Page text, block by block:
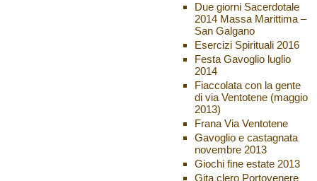
Due giorni Sacerdotale
2014 Massa Marittima –
San Galgano
Esercizi Spirituali 2016
Festa Gavoglio luglio
2014
Fiaccolata con la gente
di via Ventotene (maggio
2013)
Frana Via Ventotene
Gavoglio e castagnata
novembre 2013
Giochi fine estate 2013
Gita clero Portovenere